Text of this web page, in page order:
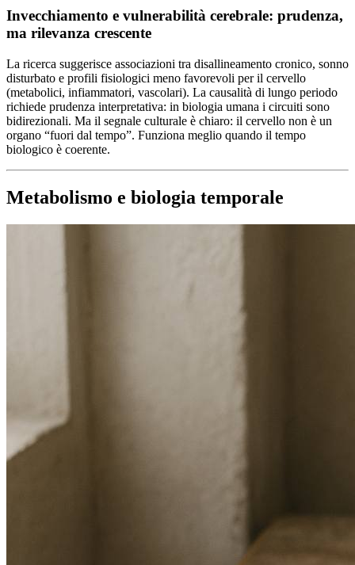
Invecchiamento e vulnerabilità cerebrale: prudenza,
ma rilevanza crescente
La ricerca suggerisce associazioni tra disallineamento cronico, sonno
disturbato e profili fisiologici meno favorevoli per il cervello
(metabolici, infiammatori, vascolari). La causalità di lungo periodo
richiede prudenza interpretativa: in biologia umana i circuiti sono
bidirezionali. Ma il segnale culturale è chiaro: il cervello non è un
organo “fuori dal tempo”. Funziona meglio quando il tempo
biologico è coerente.
Metabolismo e biologia temporale